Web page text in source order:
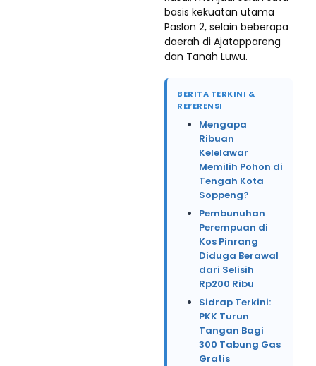
basis kekuatan utama
Paslon 2, selain beberapa
daerah di Ajatappareng
dan Tanah Luwu.
BERITA TERKINI &
REFERENSI
Mengapa
Ribuan
Kelelawar
Memilih Pohon di
Tengah Kota
Soppeng?
Pembunuhan
Perempuan di
Kos Pinrang
Diduga Berawal
dari Selisih
Rp200 Ribu
Sidrap Terkini:
PKK Turun
Tangan Bagi
300 Tabung Gas
Gratis